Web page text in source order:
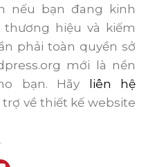
nếu bạn đang kinh
hiệu và kiếm
phải toàn quyền sở
mới là nền
bạn. Hãy liên hệ
về thiết kế website